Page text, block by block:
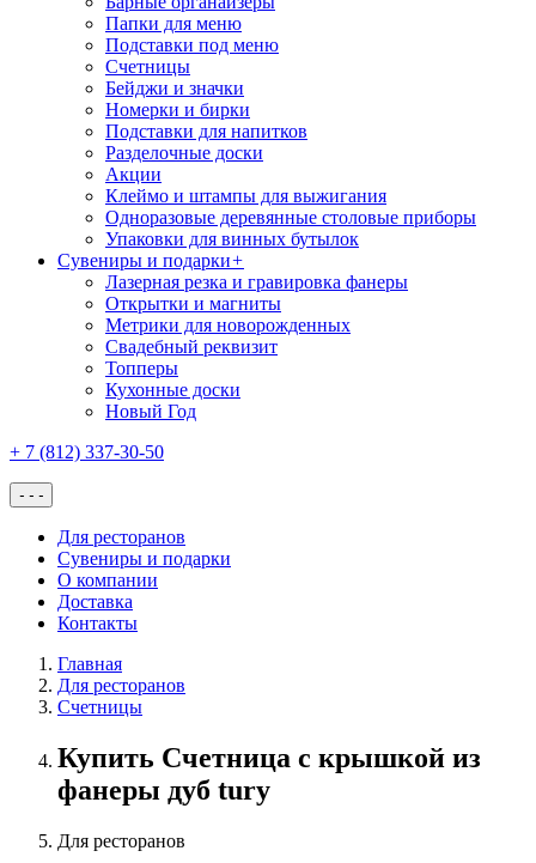
Папки для меню
Подставки под меню
Счетницы
Бейджи и значки
Номерки и бирки
Подставки для напитков
Разделочные доски
Акции
Клеймо и штампы для выжигания
Одноразовые деревянные столовые приборы
Упаковки для винных бутылок
Сувениры и подарки+
Лазерная резка и гравировка фанеры
Открытки и магниты
Метрики для новорожденных
Свадебный реквизит
Топперы
Кухонные доски
Новый Год
+ 7 (812) 337-30-50
- - -
Для ресторанов
Сувениры и подарки
О компании
Доставка
Контакты
Главная
Для ресторанов
Счетницы
Купить Счетница с крышкой из
фанеры дуб tury
Для ресторанов